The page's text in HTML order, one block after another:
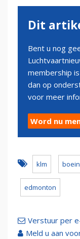
Dit
Bent u nog
membership
dan op
voor meer
Word nu
klm
edmonton
Verstuur per
Meld u aan